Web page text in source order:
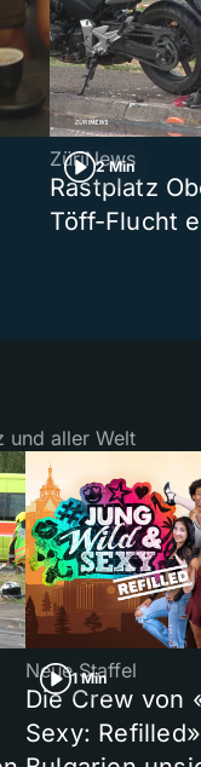
2 Min
ZüriNews
Rastplatz
Töff-Flucht
und aller Welt
1 Min
Neue Staffel
Die Crew von
Sexy: